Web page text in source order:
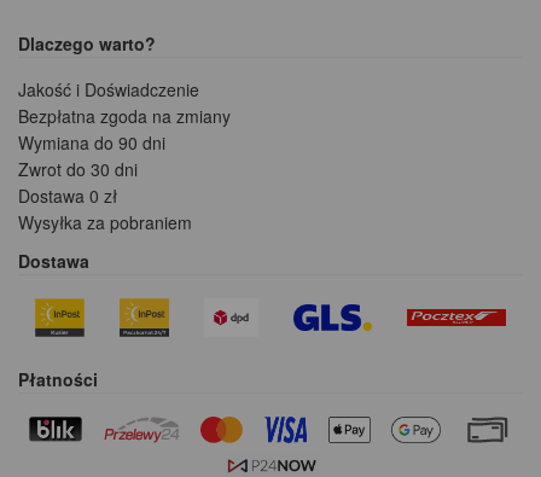
Dlaczego warto?
Jakość i Doświadczenie
Bezpłatna zgoda na zmiany
Wymiana do 90 dni
Zwrot do 30 dni
Dostawa 0 zł
Wysyłka za pobraniem
Dostawa
Płatności